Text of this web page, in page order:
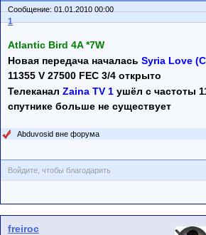
Сообщение: 01.01.2010 00:00
1
Atlantic Bird 4A *7W
Новая передача началась Syria Love
11355 V 27500 FEC 3/4 открыто
Телеканал Zaina TV 1 ушёл с частоты
спутнике больше не существует
Abduvosid вне форума
Войдите, чтобы благодарить
freiroc